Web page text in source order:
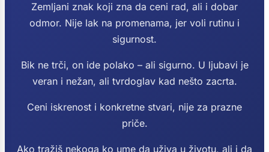
Zemljani znak koji zna da ceni rad, ali i dobar
odmor. Nije lak na promenama, jer voli rutinu i
sigurnost.
Bik ne trči, on ide polako – ali sigurno. U ljubavi je
veran i nežan, ali tvrdoglav kad nešto zacrta.
Ceni iskrenost i konkretne stvari, nije za prazne
priče.
Ako tražiš nekoga ko ume da uživa u životu, ali i da